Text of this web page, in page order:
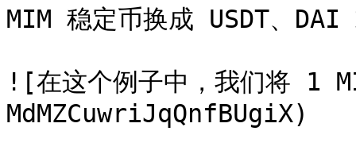
MIM 稳定币换成 USDT、
![在这个例子中，我们将
MdMZCuwriJqQnfBUgiX)